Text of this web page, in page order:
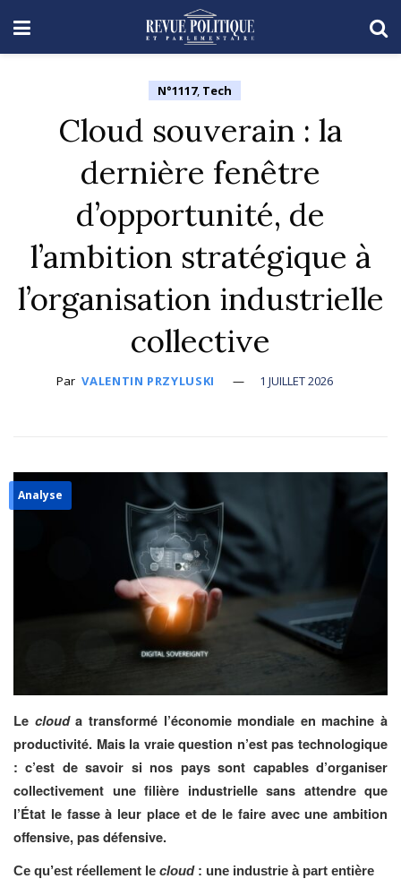
N°1117, Tech
Cloud souverain : la
dernière fenêtre
d’opportunité, de
l’ambition stratégique à
l’organisation industrielle
collective
Par VALENTIN PRZYLUSKI 1 JUILLET 2026
Analyse
Le cloud a transformé l’économie mondiale en machine à
productivité. Mais la vraie question n’est pas technologique
: c’est de savoir si nos pays sont capables d’organiser
collectivement une filière industrielle sans attendre que
l’État le fasse à leur place et de le faire avec une ambition
offensive, pas défensive.
Ce qu’est réellement le cloud : une industrie à part entière